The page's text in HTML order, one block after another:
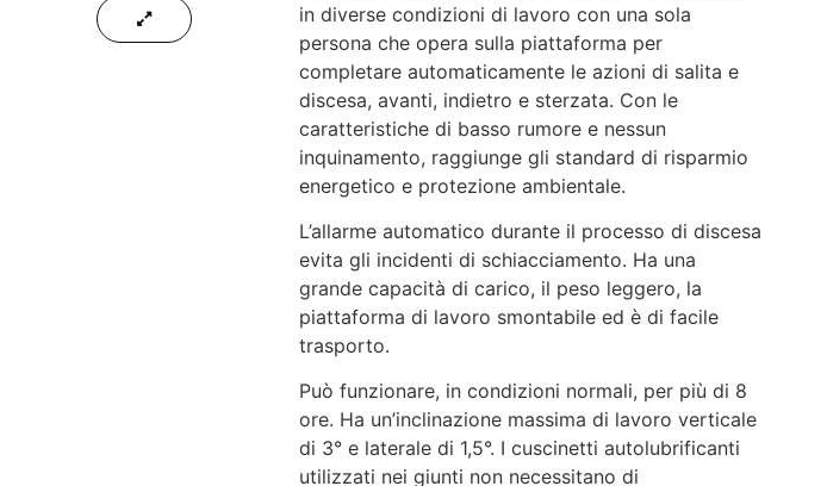
in diverse condizioni di lavoro con una sola
persona che opera sulla piattaforma per
completare automaticamente le azioni di salita e
discesa, avanti, indietro e sterzata. Con le
caratteristiche di basso rumore e nessun
inquinamento, raggiunge gli standard di risparmio
energetico e protezione ambientale.
L’allarme automatico durante il processo di discesa
evita gli incidenti di schiacciamento. Ha una
grande capacità di carico, il peso leggero, la
piattaforma di lavoro smontabile ed è di facile
trasporto.
Può funzionare, in condizioni normali, per più di 8
ore. Ha un’inclinazione massima di lavoro verticale
di 3° e laterale di 1,5°. I cuscinetti autolubrificanti
utilizzati nei giunti non necessitano di